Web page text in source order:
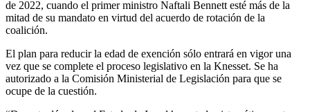
de 2022, cuando el primer ministro Naftali Bennett esté más de la
mitad de su mandato en virtud del acuerdo de rotación de la
coalición.
El plan para reducir la edad de exención sólo entrará en vigor una
vez que se complete el proceso legislativo en la Knesset. Se ha
autorizado a la Comisión Ministerial de Legislación para que se
ocupe de la cuestión.